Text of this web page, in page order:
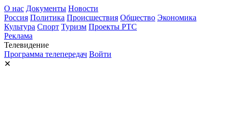
О нас Документы Новости
Россия Политика Происшествия Общество Экономика
Культура Спорт Туризм Проекты РТС
Реклама
Телевидение
Программа телепередач Войти
✕